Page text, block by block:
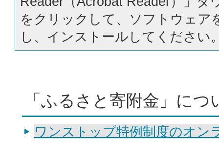
をクリックして、ソフトウェア
し、インストールしてください
「ふるさと寄附金」につ
ワンストップ特例制度のオン